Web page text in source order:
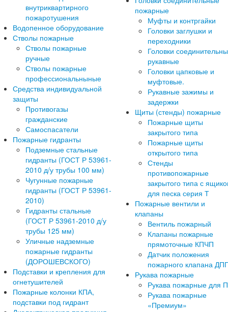
внутриквартирного
пожаротушения
Водопенное оборудование
Стволы пожарные
Стволы пожарные
ручные
Стволы пожарные
профессиональныные
Средства индивидуальной
защиты
Противогазы
гражданские
Самоспасатели
Пожарные гидранты
Подземные стальные
гидранты (ГОСТ Р 53961-
2010 д/у трубы 100 мм)
Чугунные пожарные
гидранты (ГОСТ Р 53961-
2010)
Гидранты стальные
(ГОСТ Р 53961-2010 д/у
трубы 125 мм)
Уличные надземные
пожарные гидранты
(ДОРОШЕВСКОГО)
Подставки и крепления для
огнетушителей
Пожарные колонки КПА,
подставки под гидрант
пожарные
Муфты и контргайки
Головки заглушки и
переходники
Головки
рукавные
Головки цапковые и
муфтовые.
Рукавные зажимы и
задержки
Щиты (стенды) пожарные
Пожарные щиты
закрытого типа
Пожарные щиты
открытого типа
Стенды
противопожарные
закрытого типа с
для песка серия Т
Пожарные вентили и
клапаны
Вентиль пожарный
Клапаны пожарные
прямоточные КПЧП
Датчик положения
пожарного клапана
Рукава пожарные
Рукава пожарные для
Рукава пожарные
«Премиум»